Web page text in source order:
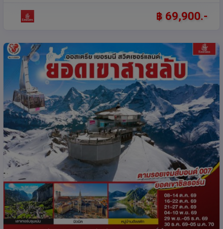
฿ 69,900.-